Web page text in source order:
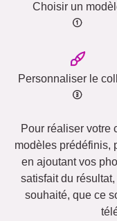
Choisir un
Personnaliser le
Pour réaliser votre
modèles prédéfinis,
en ajoutant vos
satisfait du
souhaité, que ce